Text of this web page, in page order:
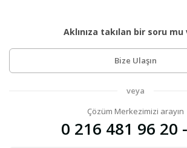
Aklınıza takılan bir soru mu
Bize Ulaşın
veya
Çözüm Merkezimizi arayın
0 216 481 96 20